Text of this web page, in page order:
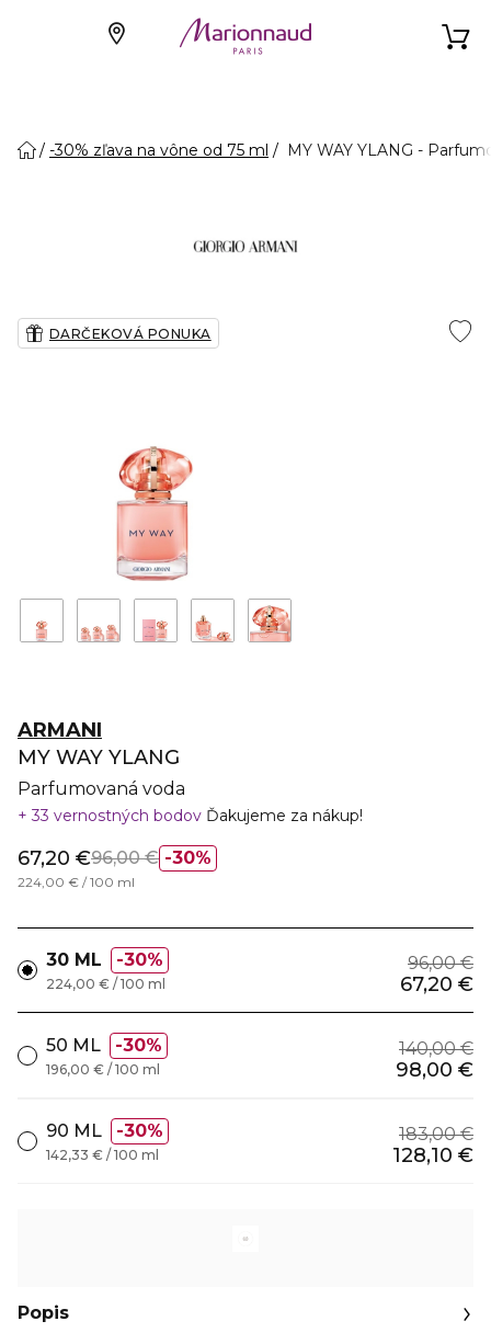
-30% zľava na vône od 75 ml MY WAY YLANG -
DARČEKOVÁ PONUKA
ARMANI
MY WAY YLANG
Parfumovaná voda
33 vernostných bodov Ďakujeme za nákup!
30%
67,20 €96,00 €
224,00 € / 100 ml
30 ML 30% 96,00 €
67,20 €
224,00 € / 100 ml
50 ML 30% 140,00 €
98,00 €
196,00 € / 100 ml
90 ML 30% 183,00 €
128,10 €
142,33 € / 100 ml
Popis